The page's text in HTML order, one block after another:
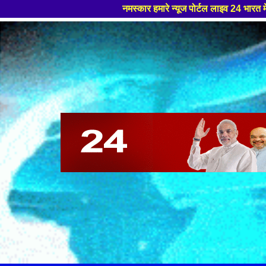
नमस्कार हमारे न्यूज पोर्टल लाइव 24 भारत मे आपका स्वागत हैं ,यहाँ